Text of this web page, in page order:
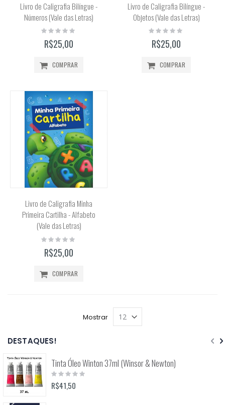
Livro de Caligrafia Bilíngue -
Números (Vale das Letras)
Rating:
R$25,00
COMPRAR
Livro de Caligrafia Bilíngue -
Objetos (Vale das Letras)
Rating:
R$25,00
COMPRAR
Livro de Caligrafia Minha
Primeira Cartilha - Alfabeto
(Vale das Letras)
Rating:
0%
R$25,00
COMPRAR
Mostrar
DESTAQUES!
Tinta Óleo Winton 37ml (Winsor & Newton)
Rating:
0%
R$41,50